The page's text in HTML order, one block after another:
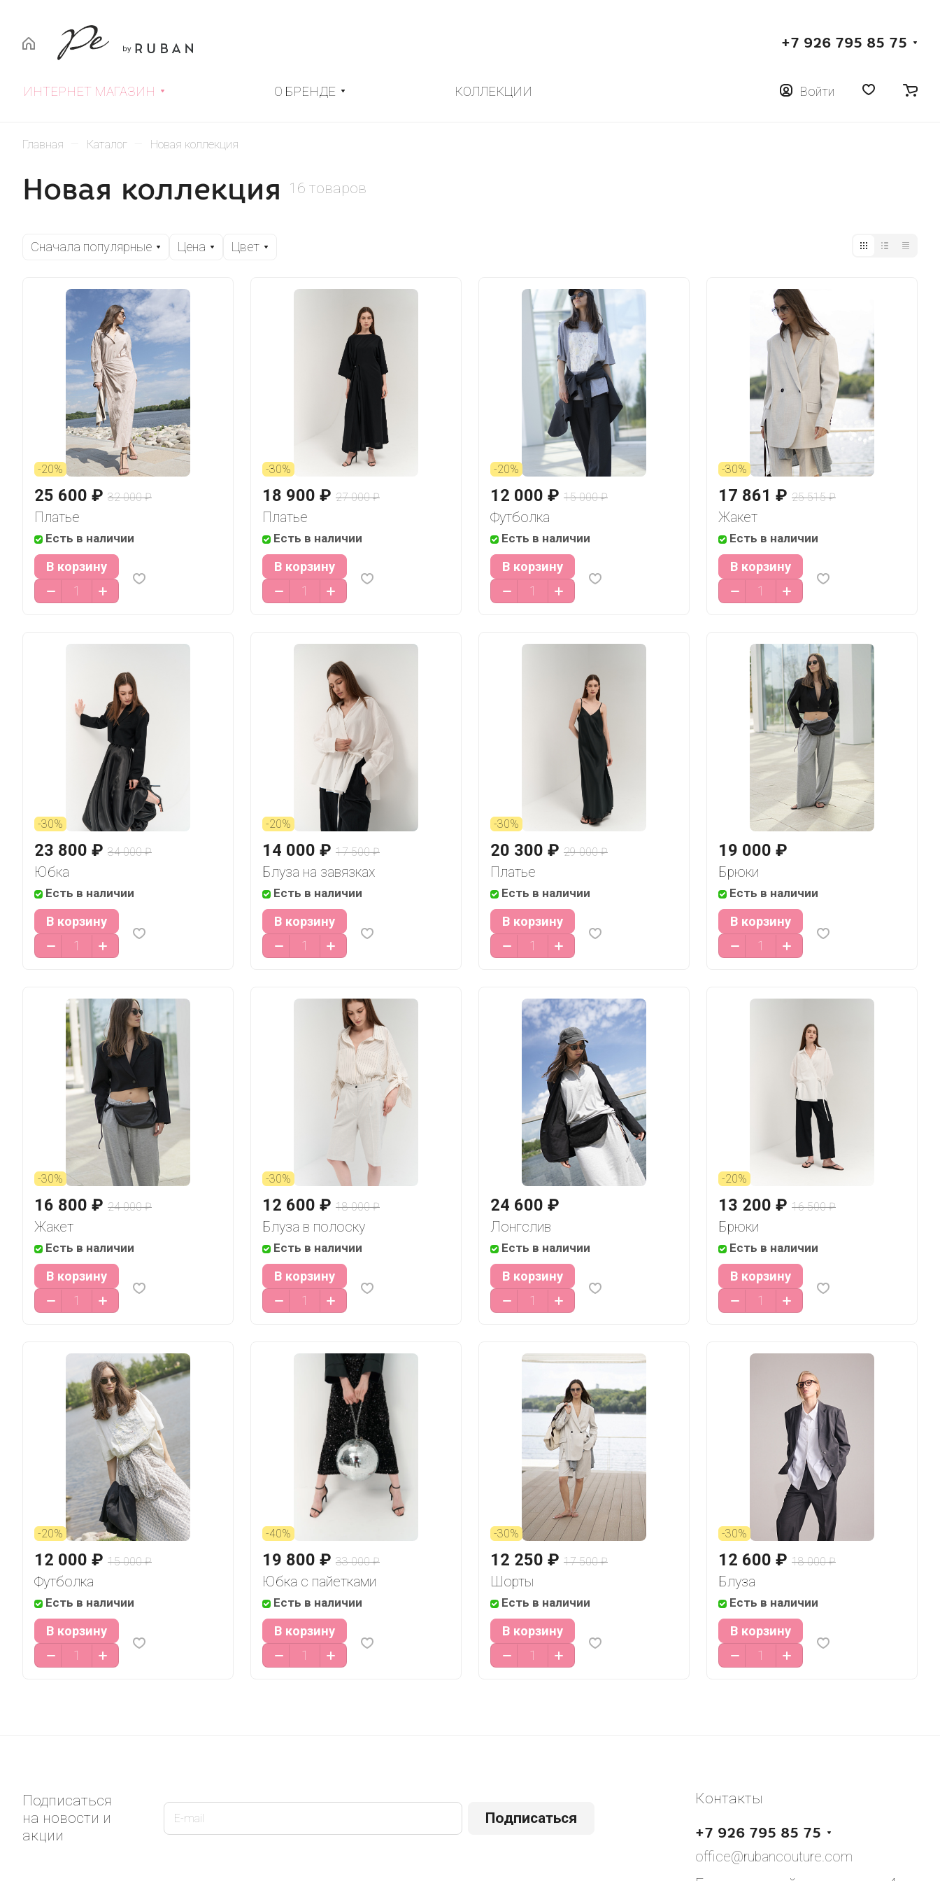
+7 926 795 85 75
ИНТЕРНЕТ МАГАЗИН О БРЕНДЕ КОЛЛЕКЦИИ Войти
Главная Каталог Новая коллекция
Новая коллекция 16 товаров
Сначала популярные Цена Цвет
-20%
25 600 ₽ 32 000 ₽
Платье
Есть в наличии
В корзину
-30%
18 900 ₽ 27 000 ₽
Платье
Есть в наличии
В корзину
-20%
12 000 ₽ 15 000 ₽
Футболка
Есть в наличии
В корзину
-30%
17 861 ₽ 25 515 ₽
Жакет
Есть в наличии
В корзину
-30%
23 800 ₽ 34 000 ₽
Юбка
Есть в наличии
В корзину
-20%
14 000 ₽ 17 500 ₽
Блуза на завязках
Есть в наличии
В корзину
-30%
20 300 ₽ 29 000 ₽
Платье
Есть в наличии
В корзину
19 000 ₽
Брюки
Есть в наличии
В корзину
-30%
16 800 ₽ 24 000 ₽
Жакет
Есть в наличии
В корзину
-30%
12 600 ₽ 18 000 ₽
Блуза в полоску
Есть в наличии
В корзину
24 600 ₽
Лонгслив
Есть в наличии
В корзину
-20%
13 200 ₽ 16 500 ₽
Брюки
Есть в наличии
В корзину
-20%
12 000 ₽ 15 000 ₽
Футболка
Есть в наличии
В корзину
-40%
19 800 ₽ 33 000 ₽
Юбка с пайетками
Есть в наличии
В корзину
-30%
12 250 ₽ 17 500 ₽
Шорты
Есть в наличии
В корзину
-30%
12 600 ₽ 18 000 ₽
Блуза
Есть в наличии
В корзину
Подписаться
на новости и
акции
Подписаться
Контакты
+7 926 795 85 75
office@rubancouture.com